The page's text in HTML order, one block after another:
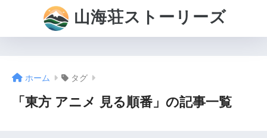
山海荘ストーリーズ
ホーム タグ
「東方 アニメ 見る順番」の記事一覧